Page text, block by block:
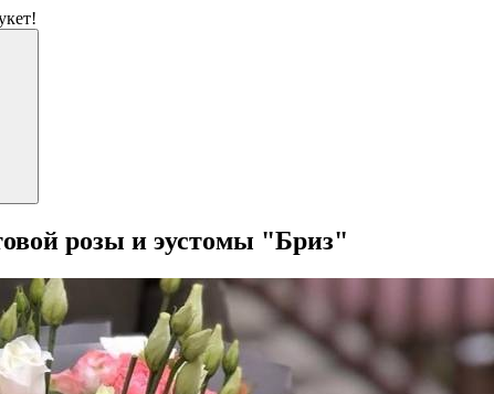
розы и эустомы "Бриз"